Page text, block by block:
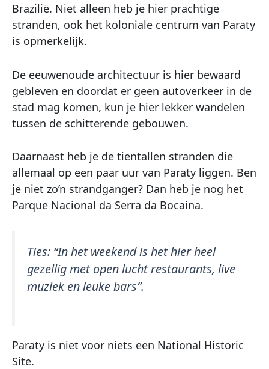
Brazilië. Niet alleen heb je hier prachtige
stranden, ook het koloniale centrum van Paraty
is opmerkelijk.
De eeuwenoude architectuur is hier bewaard
gebleven en doordat er geen autoverkeer in de
stad mag komen, kun je hier lekker wandelen
tussen de schitterende gebouwen.
Daarnaast heb je de tientallen stranden die
allemaal op een paar uur van Paraty liggen. Ben
je niet zo’n strandganger? Dan heb je nog het
Parque Nacional da Serra da Bocaina.
Ties: “In het weekend is het hier heel
gezellig met open lucht restaurants, live
muziek en leuke bars”.
Paraty is niet voor niets een National Historic
Site.